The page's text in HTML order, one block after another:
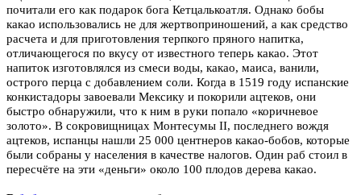
почитали его как подарок бога Кетцалькоатля. Однако бобы
какао использовались не для жертвоприношений, а как средство
расчета и для приготовления терпкого пряного напитка,
отличающегося по вкусу от известного теперь какао. Этот
напиток изготовлялся из смеси воды, какао, маиса, ванили,
острого перца с добавлением соли. Когда в 1519 году испанские
конкистадоры завоевали Мексику и покорили ацтеков, они
быстро обнаружили, что к ним в руки попало «коричневое
золото». В сокровищницах Монтесумы II, последнего вождя
ацтеков, испанцы нашли 25 000 центнеров какао-бобов, которые
были собраны у населения в качестве налогов. Один раб стоил в
пересчёте на эти «деньги» около 100 плодов дерева какао.